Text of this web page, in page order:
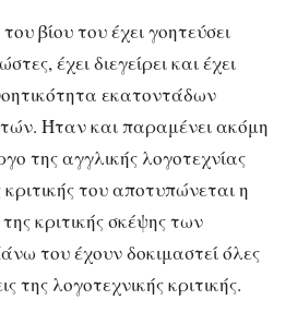
βίου του έχει γοητεύσει
έχει διεγείρει και έχει
εκατοντάδων
Ήταν και παραμένει ακόμη
της αγγλικής λογοτεχνίας
κριτικής του αποτυπώνεται η
της κριτικής σκέψης των
του έχουν δοκιμαστεί όλες
της λογοτεχνικής κριτικής.